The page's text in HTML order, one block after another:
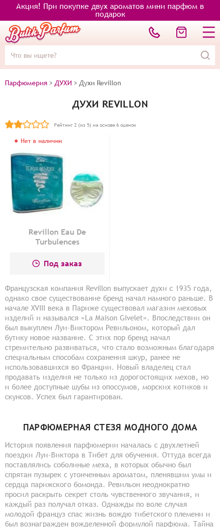
Акция! При покупке двух ароматов мини парфюм в
подарок
Парфюмерия > ДУХИ > Духи Revillon
ДУХИ REVILLON
Рейтинг 2 (из 5) на основе 6 оценок
Нет в наличии
Revillon Eau De
Turbulences
Под заказ
Французская компания Revillon выпускает духи с 1935 года,
однако свое существование бренд начал намного раньше. В
начале XVIII века в Париже существовал магазин меховых
изделий и назывался «La Maison Givelet». Впоследствии он
был выкуплен Луи-Виктором Ревильоном, который дал
бутику новое название. С этих пор бренд начал
стремительно развиваться, что стало возможным благодаря
специальным способам сохранения шкур, ранее не
использовавшихся во Франции. Новый владелец стал
продавать изделия не только из дорогостоящих мехов, но
и более доступные шубы из опоссумов, морских котиков и
скунсов. Успех был гарантирован.
ПАРФЮМЕРНАЯ СТЕЗЯ МОДНОГО ДОМА
История появления парфюмерии началась с двухлетней
поездки Луи-Виктора в Тибет для обучения. Оттуда всегда
поставлялись соболиные меха, в которых обычно был
спрятан пузырек с утонченным ароматом, пленявшим умы и
сердца парижского бомонда. Ревильон неоднократно
просил раскрыть секрет столь чувственного звучания, и
каждый раз получал отказ. Однажды по воле случая
молодой француз спас жизнь вождю тибетского племени и
был вознагражден вожделенной формулой парфюма. Тайна